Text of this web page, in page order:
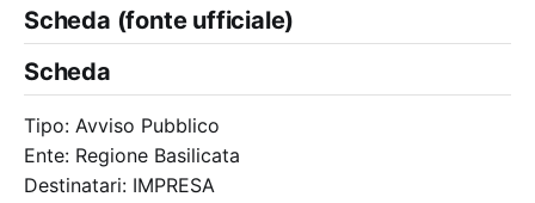
Scheda (fonte ufficiale)
Scheda
Tipo: Avviso Pubblico
Ente: Regione Basilicata
Destinatari: IMPRESA